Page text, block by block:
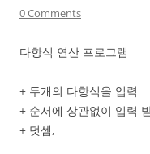
0 Comments
다항식 연산 프로그램
+ 두개의 다항식을 입력
+ 순서에 상관없이 입력
+ 덧셈,